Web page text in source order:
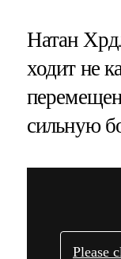
Натан
ходит не
сильную